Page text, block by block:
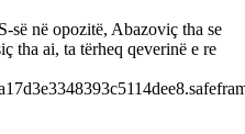
së në opozitë, Abazoviç tha se
tha ai, ta tërheq qeverinë e re